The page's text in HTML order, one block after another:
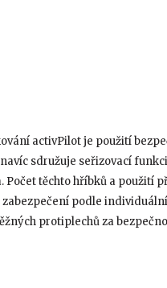
activPilot je použití
sdružuje seřizovací
Počet těchto hříbků a použití
podle
protiplechů za